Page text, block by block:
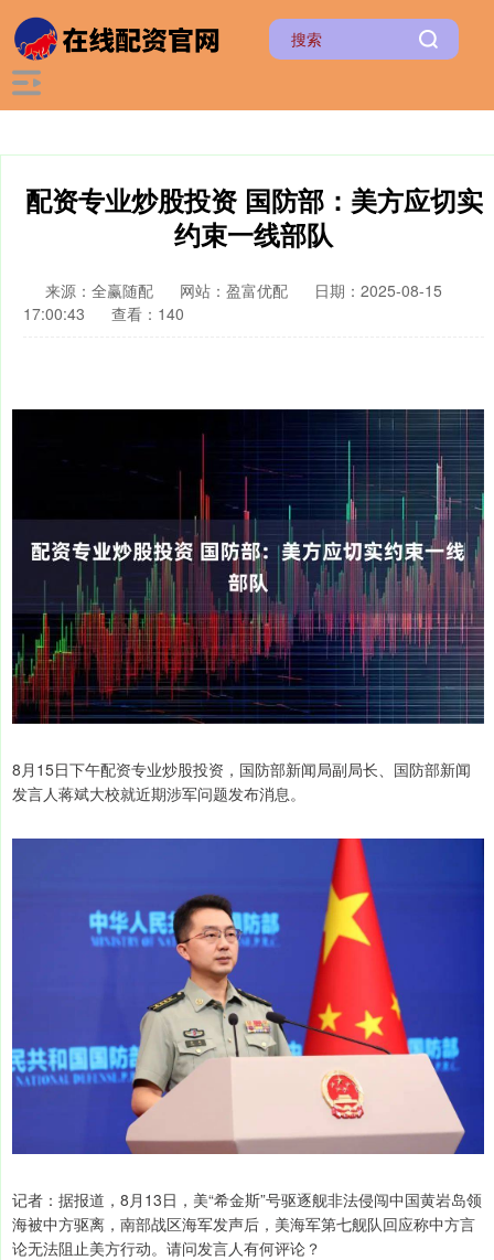
配资专业炒股投资 国防部：美方应切实
约束一线部队
来源：全赢随配 网站：盈富优配
日期：2025-08-15
17:00:43
查看：140
8月15日下午配资专业炒股投资，国防部新闻局副局长、国防部新闻
发言人蒋斌大校就近期涉军问题发布消息。
记者：据报道，8月13日，美“希金斯”号驱逐舰非法侵闯中国黄岩岛领
海被中方驱离，南部战区海军发声后，美海军第七舰队回应称中方言
论无法阻止美方行动。请问发言人有何评论？